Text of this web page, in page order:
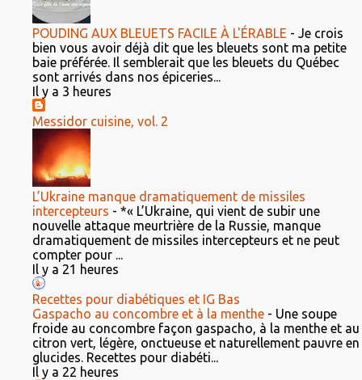
POUDING AUX BLEUETS FACILE À L'ÉRABLE - Je crois
bien vous avoir déjà dit que les bleuets sont ma petite
baie préférée. Il semblerait que les bleuets du Québec
sont arrivés dans nos épiceries...
Il y a 3 heures
Messidor cuisine, vol. 2
L’Ukraine manque dramatiquement de missiles
intercepteurs - *« L’Ukraine, qui vient de subir une
nouvelle attaque meurtrière de la Russie, manque
dramatiquement de missiles intercepteurs et ne peut
compter pour ...
Il y a 21 heures
Recettes pour diabétiques et IG Bas
Gaspacho au concombre et à la menthe - Une soupe
froide au concombre façon gaspacho, à la menthe et au
citron vert, légère, onctueuse et naturellement pauvre en
glucides. Recettes pour diabéti...
Il y a 22 heures